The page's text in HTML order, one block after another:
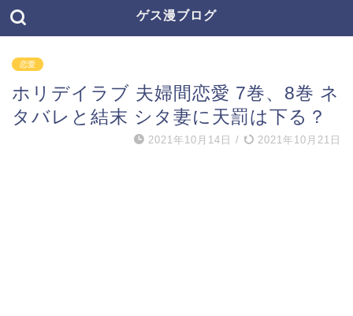
ゲス漫ブログ
恋愛
ホリデイラブ 夫婦間恋愛 7巻、8巻 ネ
タバレと結末 シタ妻に天罰は下る？
2021年10月14日 / 2021年10月21日